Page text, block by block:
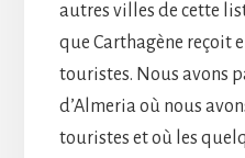
autres villes de cette
que Carthagène reçoit
touristes. Nous avons
d’Almeria où nous
touristes et où les